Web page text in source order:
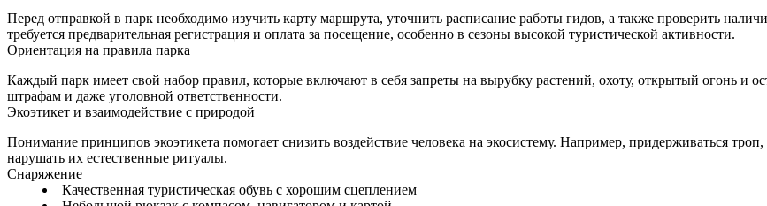
Перед отправкой в парк необходимо изучить карту маршрута, уточнить расписание работы гидов, а также проверить
требуется предварительная регистрация и оплата за посещение, особенно в сезоны высокой туристической активности.
Ориентация на правила парка
Каждый парк имеет свой набор правил, которые включают в себя запреты на вырубку растений, охоту, открытый огонь и
штрафам и даже уголовной ответственности.
Экоэтикет и взаимодействие с природой
Понимание принципов экоэтикета помогает снизить воздействие человека на экосистему. Например, придерживаться
нарушать их естественные ритуалы.
Снаряжение
Качественная туристическая обувь с хорошим сцеплением